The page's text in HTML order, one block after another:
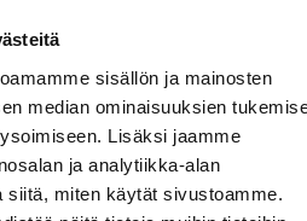
sisällön ja mainosten
median ominaisuuksien
Lisäksi jaamme
ja analytiikka-alan
siitä, miten käytät sivustoamme.